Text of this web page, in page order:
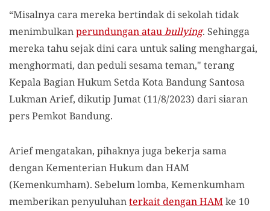
“Misalnya cara mereka bertindak di sekolah tidak
menimbulkanperundungan ataubullying. Sehingga
mereka tahu sejak dini cara untuk saling menghargai,
menghormati, dan peduli sesama teman," terang
Kepala Bagian Hukum Setda Kota Bandung Santosa
Lukman Arief, dikutip Jumat (11/8/2023) dari siaran
pers Pemkot Bandung.
Arief mengatakan, pihaknya juga bekerja sama
dengan Kementerian Hukum dan HAM
(Kemenkumham). Sebelum lomba, Kemenkumham
memberikan penyuluhanterkait dengan HAMke 10